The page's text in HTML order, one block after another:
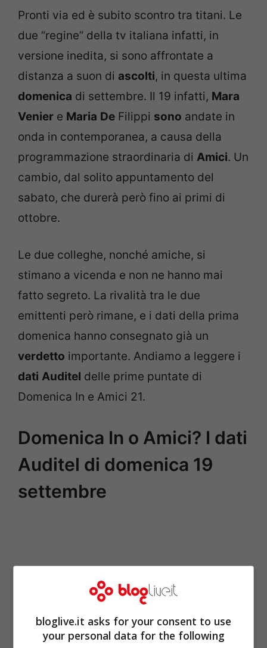
Pronti via ed è subito scontro tra titani. Le
due “regine” della tv italiana infatti, in
versione inedita, si sono affrontate a
distanza a suon di ascolti, in questa ultima
domenica di settembre. Il 19 infatti, Mara
Venier e Maria De Filippi sono andate in
onda in contemporanea, a causa della
programmazione straordinaria di Amici. Un
cambio, dal solito appuntamento del
sabato, che durerà però fino ai primi di
ottobre.
Le due colleghe, nonché amiche, si
stimano a vicenda e non ne hanno mai
fatto segreto. La rivalità tra le due
emittenti però rimane, e i dati della prima
domenica hanno consegnato già un
verdetto importante. Andiamo a leggere i
dati Auditel delle prime puntate di
Domenica In e Amici 21.
Domenica In o Amici? I dati
Auditel di domenica 19
settembre
bloglive.it asks for your consent to use
your personal data for the following